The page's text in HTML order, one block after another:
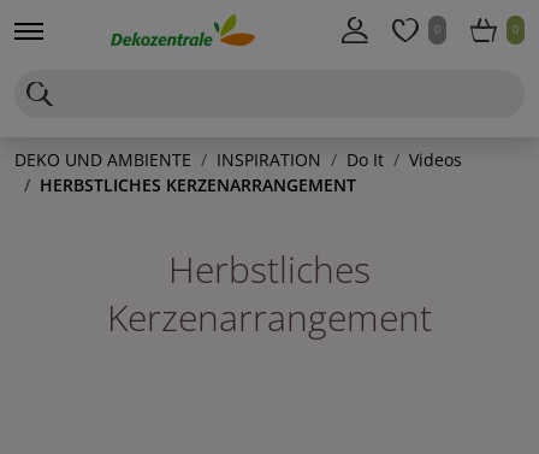
0 0
DEKO UND AMBIENTE INSPIRATION Do It
Videos
HERBSTLICHES KERZENARRANGEMENT
Herbstliches
Kerzenarrangement